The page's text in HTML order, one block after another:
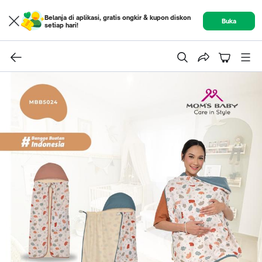
Belanja di aplikasi, gratis ongkir & kupon diskon
setiap hari!
Buka